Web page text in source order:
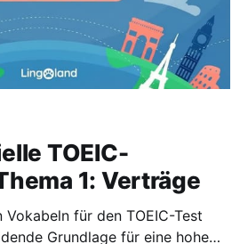
TOEIC-
1: Verträge
für den TOEIC-Test
Grundlage für eine hohe